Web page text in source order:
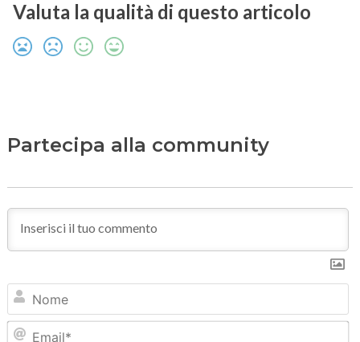
Valuta la qualità di questo articolo
Partecipa alla community